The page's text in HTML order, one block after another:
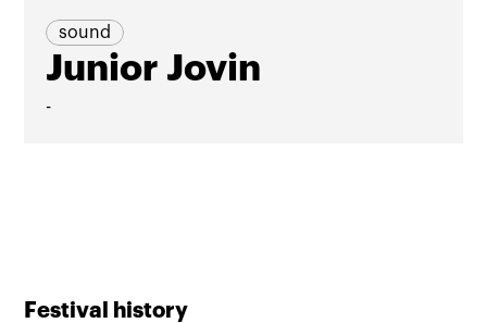
sound
Junior Jovin
-
Festival history